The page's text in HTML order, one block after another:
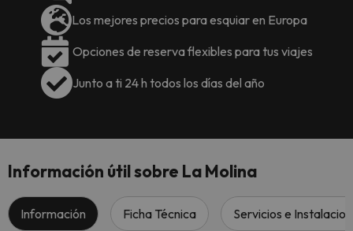
Los mejores precios para esquiar en Europa
Opciones de reserva flexibles para tus viajes
Junto a ti 24 h todos los días del año
Información útil sobre La Molina
Información Ficha Técnica Servicios e